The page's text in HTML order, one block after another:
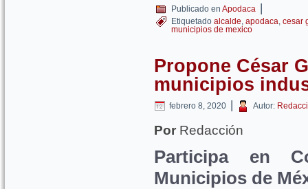
Publicado en Apodaca |
Etiquetado alcalde, apodaca, cesar
municipios de mexico
Propone César
municipios
febrero 8, 2020 | Autor:
Por Redacción
Participa en
Municipios de